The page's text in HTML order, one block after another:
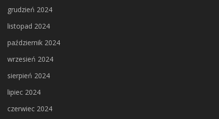
grudzień 2024
listopad 2024
październik 2024
wrzesień 2024
sierpień 2024
lipiec 2024
czerwiec 2024